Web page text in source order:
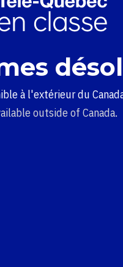
à l'extérieur du
outside of Canada.